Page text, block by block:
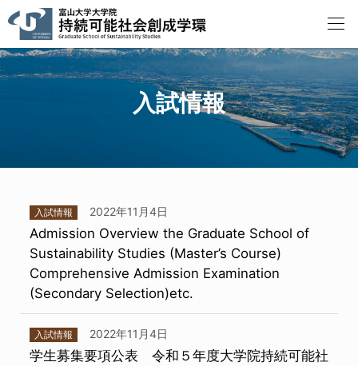
入試情報
入試情報 2022年11月4日
Admission Overview the Graduate School of
Sustainability Studies (Master’s Course)
Comprehensive Admission Examination
(Secondary Selection)etc.
入試情報 2022年11月4日
学生募集要項公表 令和５年度大学院持続可能社